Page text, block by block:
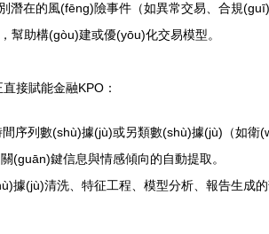
潛在的風(fēng)險事件（如異常交易、合規
幫助構(gòu)建或優(yōu)化交易模型。
接賦能金融KPO：
序列數(shù)據(jù)或另類數(shù)據(jù)（如衛
(guān)鍵信息與情感傾向的自動提取。
據(jù)清洗、特征工程、模型分析、報告生成